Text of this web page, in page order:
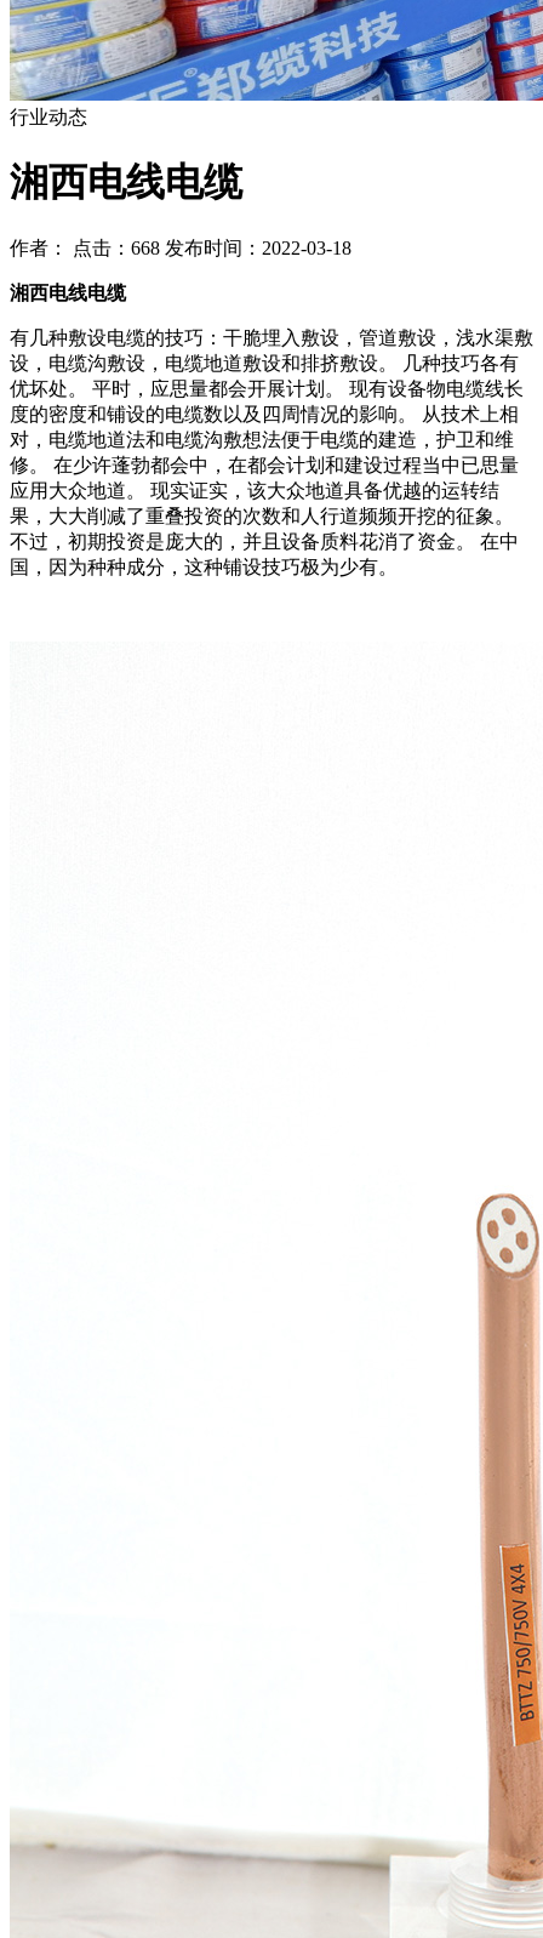
行业动态
湘西电线电缆
作者： 点击：668 发布时间：2022-03-18
湘西电线电缆
有几种敷设电缆的技巧：干脆埋入敷设，管道敷设，浅水渠敷
设，电缆沟敷设，电缆地道敷设和排挤敷设。 几种技巧各有
优坏处。 平时，应思量都会开展计划。 现有设备物电缆线长
度的密度和铺设的电缆数以及四周情况的影响。 从技术上相
对，电缆地道法和电缆沟敷想法便于电缆的建造，护卫和维
修。 在少许蓬勃都会中，在都会计划和建设过程当中已思量
应用大众地道。 现实证实，该大众地道具备优越的运转结
果，大大削减了重叠投资的次数和人行道频频开挖的征象。
不过，初期投资是庞大的，并且设备质料花消了资金。 在中
国，因为种种成分，这种铺设技巧极为少有。